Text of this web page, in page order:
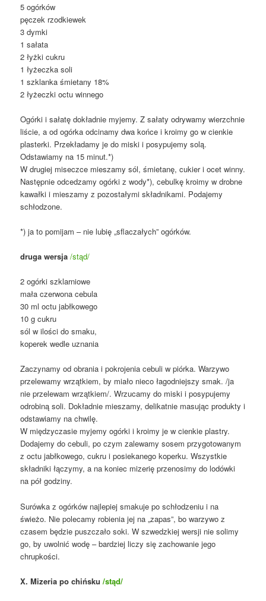
5 ogórków
pęczek rzodkiewek
3 dymki
1 sałata
2 łyżki cukru
1 łyżeczka soli
1 szklanka śmietany 18%
2 łyżeczki octu winnego
Ogórki i sałatę dokładnie myjemy. Z sałaty odrywamy wierzchnie
liście, a od ogórka odcinamy dwa końce i kroimy go w cienkie
plasterki. Przekładamy je do miski i posypujemy solą.
Odstawiamy na 15 minut.*)
W drugiej miseczce mieszamy sól, śmietanę, cukier i ocet winny.
Następnie odcedzamy ogórki z wody*), cebulkę kroimy w drobne
kawałki i mieszamy z pozostałymi składnikami. Podajemy
schłodzone.
*) ja to pomijam – nie lubię „sflaczałych” ogórków.
druga wersja /stąd/
2 ogórki szklarniowe
mała czerwona cebula
30 ml octu jabłkowego
10 g cukru
sól w ilości do smaku,
koperek wedle uznania
Zaczynamy od obrania i pokrojenia cebuli w piórka. Warzywo
przelewamy wrzątkiem, by miało nieco łagodniejszy smak. /ja
nie przelewam wrzątkiem/. Wrzucamy do miski i posypujemy
odrobiną soli. Dokładnie mieszamy, delikatnie masując produkty i
odstawiamy na chwilę.
W międzyczasie myjemy ogórki i kroimy je w cienkie plastry.
Dodajemy do cebuli, po czym zalewamy sosem przygotowanym
z octu jabłkowego, cukru i posiekanego koperku. Wszystkie
składniki łączymy, a na koniec mizerię przenosimy do lodówki
na pół godziny.
Surówka z ogórków najlepiej smakuje po schłodzeniu i na
świeżo. Nie polecamy robienia jej na „zapas”, bo warzywo z
czasem będzie puszczało soki. W szwedzkiej wersji nie solimy
go, by uwolnić wodę – bardziej liczy się zachowanie jego
chrupkości.
X. Mizeria po chińsku/stąd/